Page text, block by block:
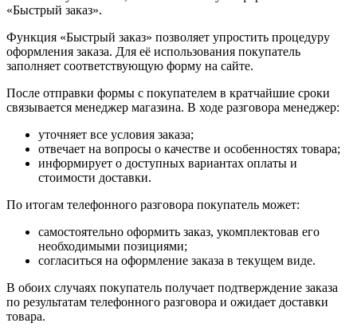
«Быстрый заказ».
Функция «Быстрый заказ» позволяет упростить процедуру
оформления заказа. Для её использования покупатель
заполняет соответствующую форму на сайте.
После отправки формы с покупателем в кратчайшие сроки
связывается менеджер магазина. В ходе разговора менеджер:
уточняет все условия заказа;
отвечает на вопросы о качестве и особенностях товара;
информирует о доступных вариантах оплаты и
стоимости доставки.
По итогам телефонного разговора покупатель может:
самостоятельно оформить заказ, укомплектовав его
необходимыми позициями;
согласиться на оформление заказа в текущем виде.
В обоих случаях покупатель получает подтверждение заказа
по результатам телефонного разговора и ожидает доставки
товара.